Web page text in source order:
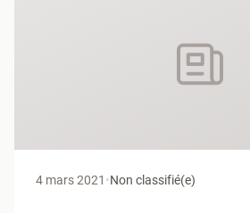
4 mars 2021 •Non classifié(e)